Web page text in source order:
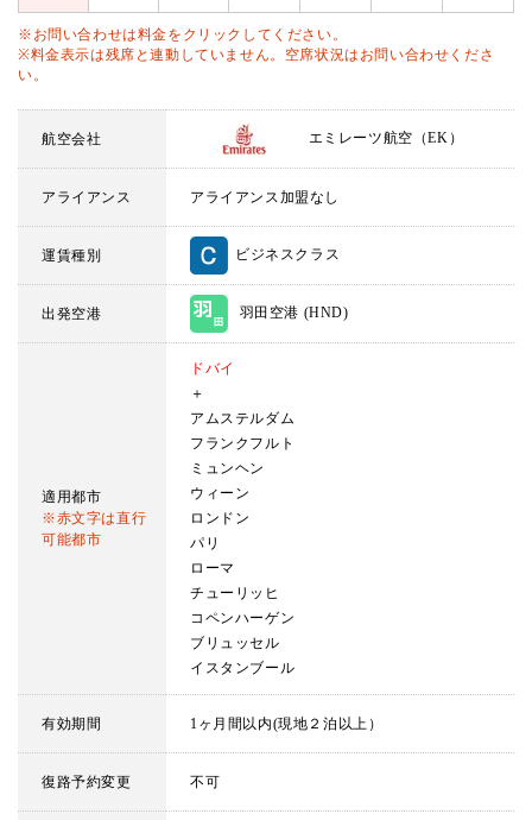
※お問い合わせは料金をクリックしてください。
※料金表示は残席と連動していません。空席状況はお問い合わせくださ
い。
航空会社 エミレーツ航空（EK）
アライアンス アライアンス加盟なし
運賃種別 ビジネスクラス
出発空港 羽田空港 (HND)
適用都市
※赤文字は直行
可能都市
ドバイ
＋
アムステルダム
フランクフルト
ミュンヘン
ウィーン
ロンドン
パリ
ローマ
チューリッヒ
コペンハーゲン
ブリュッセル
イスタンブール
有効期間 1ヶ月間以内(現地２泊以上）
復路予約変更 不可